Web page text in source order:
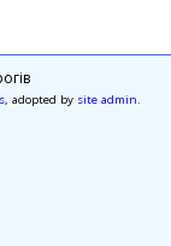
, adopted by site admin.